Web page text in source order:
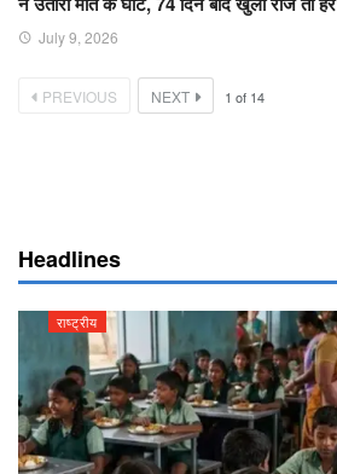
July 9, 2026
PREVIOUS NEXT 1 of 14
Headlines
राष्ट्रीय